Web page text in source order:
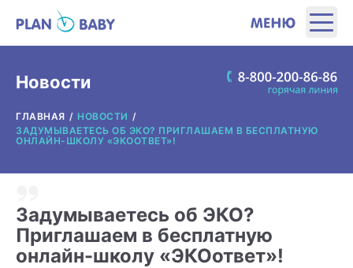
ПРОДУКТЫ
ИНТЕРЕСНОЕ
О ПРОИЗВОДИТЕЛЕ
Новости
ГЛАВНАЯ
НОВОСТИ
ЗАДУМЫВАЕТЕСЬ ОБ ЭКО? ПРИГЛАШАЕМ В БЕСПЛАТНУЮ
ОНЛАЙН-ШКОЛУ «ЭКООТВЕТ»!
Задумываетесь об ЭКО?
Приглашаем в бесплатную
онлайн-школу «ЭКОответ»!